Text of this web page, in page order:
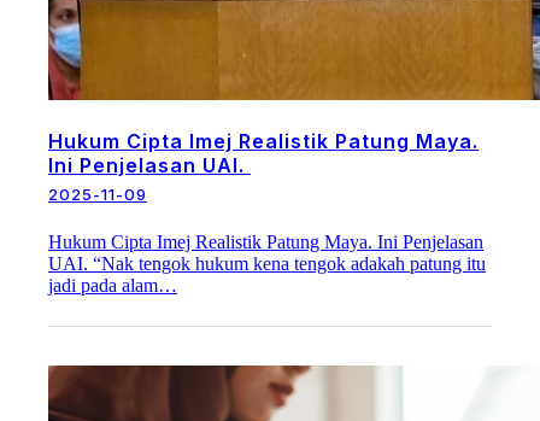
Hukum Cipta Imej Realistik Patung Maya.
Ini Penjelasan UAI.
2025-11-09
Hukum Cipta Imej Realistik Patung Maya. Ini Penjelasan
UAI. “Nak tengok hukum kena tengok adakah patung itu
jadi pada alam…